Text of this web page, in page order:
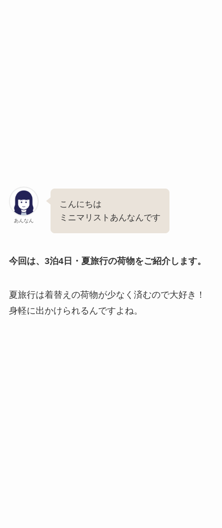
あんなん
こんにちは
ミニマリストあんなんです
今回は、3泊4日・夏旅行の荷物をご紹介します。
夏旅行は着替えの荷物が少なく済むので大好き！
身軽に出かけられるんですよね。